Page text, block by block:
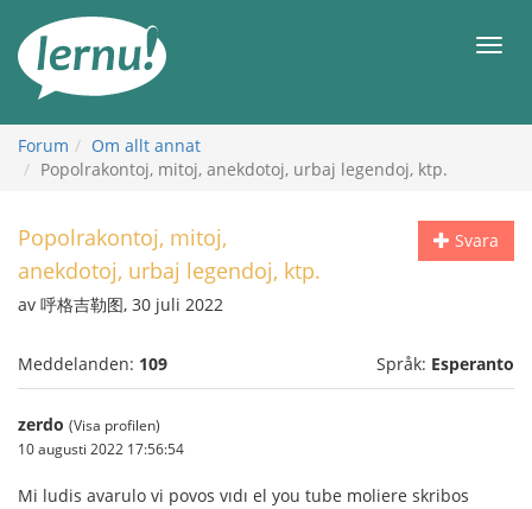
sidans
innehåll
Meny
Forum
Om allt annat
Popolrakontoj, mitoj, anekdotoj, urbaj legendoj, ktp.
Svara
Popolrakontoj, mitoj,
anekdotoj, urbaj legendoj, ktp.
av 呼格吉勒图, 30 juli 2022
Meddelanden: 109 Språk: Esperanto
zerdo (Visa profilen)
10 augusti 2022 17:56:54
Mi ludis avarulo vi povos vıdı el you tube moliere skribos